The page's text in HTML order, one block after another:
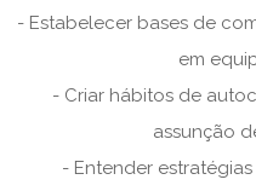
- Estabelecer bases de
em
- Criar hábitos de
assunção
- Entender